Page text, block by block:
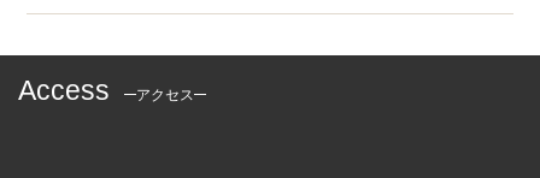
Access アクセス